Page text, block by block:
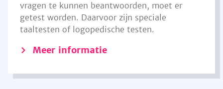
vragen te kunnen beantwoorden, moet er
getest worden. Daarvoor zijn speciale
taaltesten of logopedische testen.
Meer informatie